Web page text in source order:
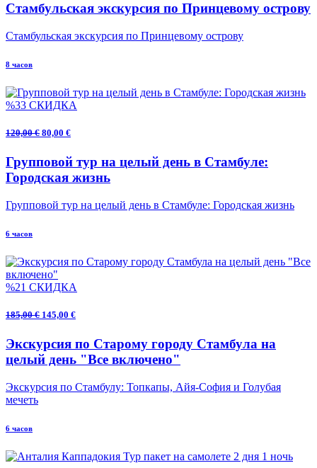
Стамбульская экскурсия по Принцевому острову
Стамбульская экскурсия по Принцевому острову
8 часов
%33 СКИДКА
120,00 € 80,00 €
Групповой тур на целый день в Стамбуле:
Городская жизнь
Групповой тур на целый день в Стамбуле: Городская жизнь
6 часов
%21 СКИДКА
185,00 € 145,00 €
Экскурсия по Старому городу Стамбула на
целый день "Все включено"
Экскурсия по Стамбулу: Топкапы, Айя-София и Голубая
мечеть
6 часов